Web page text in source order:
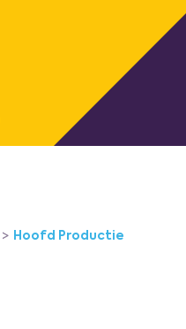
Hoofd Productie